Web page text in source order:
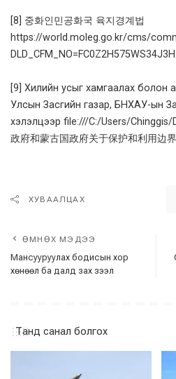
[8] 중화인민공화국 육지경계법
https://world.moleg.go.kr/cms/
[9] Хилийн усыг хамгаалах болон
Улсын Засгийн газар, БНХАУ-ын
хэлэлцээр file:///C:/Users/Chinggis/
政府和蒙古国政府关于保护和利用边
ХУВААЛЦАХ
ӨМНӨХ МЭДЭЭ
Мансууруулах бодисын xор
хөнөөл ба далд зах зээл
Танд санал болгох